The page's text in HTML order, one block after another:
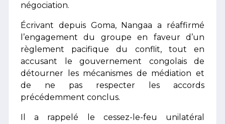
négociation.
Écrivant depuis Goma, Nangaa a réaffirmé
l’engagement du groupe en faveur d’un
règlement pacifique du conflit, tout en
accusant le gouvernement congolais de
détourner les mécanismes de médiation et
de ne pas respecter les accords
précédemment conclus.
Il a rappelé le cessez-le-feu unilatéral